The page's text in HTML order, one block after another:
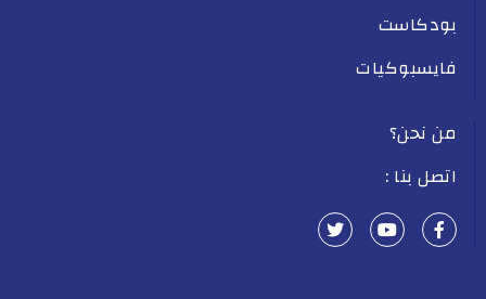
بودكاست
فايسبوكيات
من نحن؟
اتصل بنا :